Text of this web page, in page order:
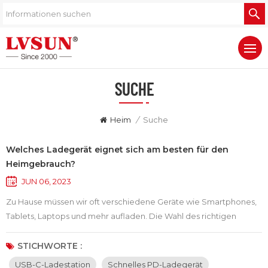
SUCHE
Heim / Suche
Welches Ladegerät eignet sich am besten für den
Heimgebrauch?
JUN 06, 2023
Zu Hause müssen wir oft verschiedene Geräte wie Smartphones,
Tablets, Laptops und mehr aufladen. Die Wahl des richtigen
Ladegeräts beschleunigt nicht nur den Ladevorgang, sondern
schützt Geräte auch vor Schäden. Was ist also das beste
Ladegerät für zu Hause? Hier sind ein paar Vorschläge:1. Wählen
STICHWORTE :
USB-C-Ladestation
Schnelles PD-Ladegerät